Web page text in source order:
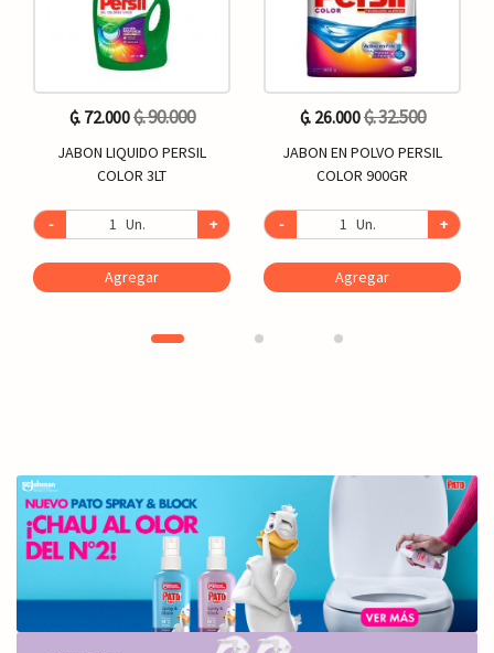
₲. 72.000₲. 90.000
JABON LIQUIDO PERSIL
COLOR 3LT
- Un. +
Agregar
₲. 26.000₲. 32.500
JABON EN POLVO PERSIL
COLOR 900GR
- Un. +
Agregar